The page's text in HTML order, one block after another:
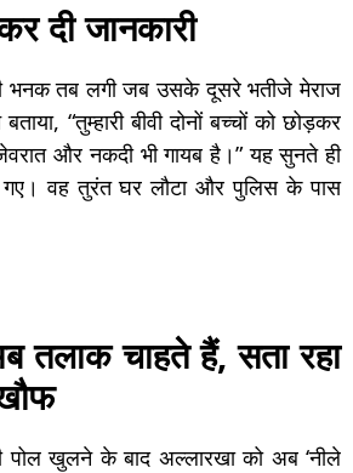
दी जानकारी
भनक तब लगी जब उसके दूसरे भतीजे मेराज
“तुम्हारी बीवी दोनों बच्चों को छोड़कर
और नकदी भी गायब है।” यह सुनते ही
वह तुरंत घर लौटा और पुलिस के पास
तलाक चाहते हैं, सता रहा
पोल खुलने के बाद अल्लारखा को अब ‘नीले